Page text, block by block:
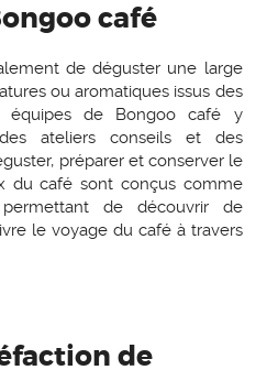
café
de déguster une large
ou aromatiques issus des
équipes de Bongoo café y
ateliers conseils et des
préparer et conserver le
du café sont conçus comme
permettant de découvrir de
le voyage du café à travers
de